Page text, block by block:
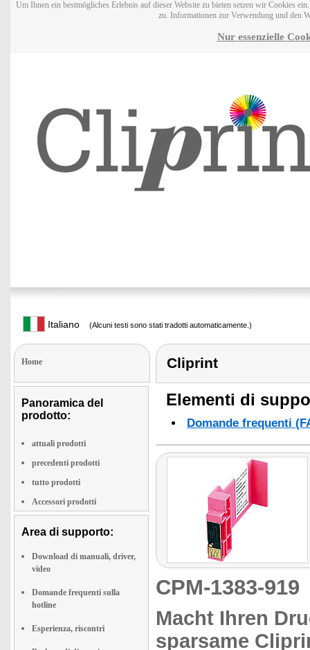
Um Ihnen ein bestmögliches Erlebnis auf dieser Website zu bieten setzen wir Cookies
zu. Informationen zur Verwendung und den
Nur essenzielle
Italiano (Alcuni testi sono stati tradotti automaticamente.)
Home
Panoramica del
prodotto:
attuali prodotti
precedenti prodotti
tutto prodotti
Accessori prodotti
Area di supporto:
Download di manuali, driver,
video
Domande frequenti sulla
hotline
Esperienza, riscontri
Cliprint
Elementi di
Domande frequenti
CPM-1383-
Macht Ihren
sparsame